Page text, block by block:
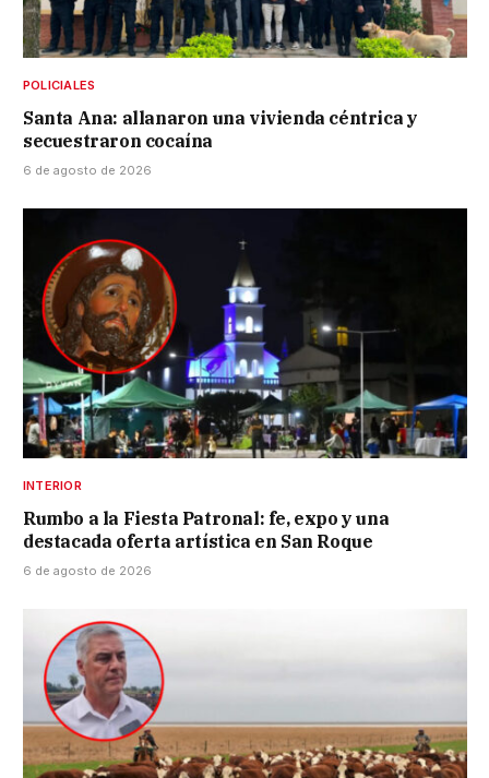
POLICIALES
Santa Ana: allanaron una vivienda céntrica y
secuestraron cocaína
6 de agosto de 2026
INTERIOR
Rumbo a la Fiesta Patronal: fe, expo y una
destacada oferta artística en San Roque
6 de agosto de 2026